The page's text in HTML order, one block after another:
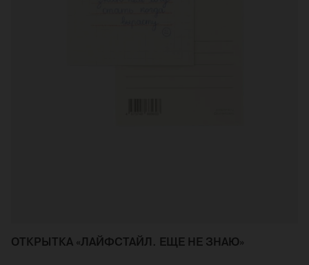
ОТКРЫТКА «ЛАЙФСТАЙЛ. ЕЩЕ НЕ ЗНАЮ»